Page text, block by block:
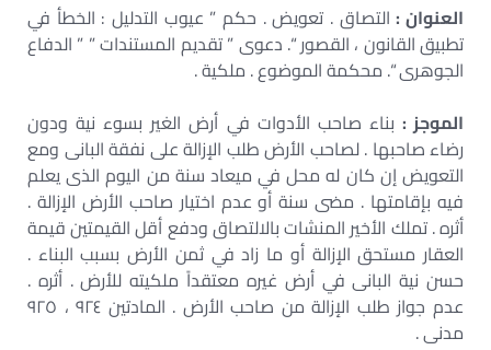
العنوان :التصاق . تعويض . حكم ” عيوب التدليل : الخطأ في
تطبيق القانون ، القصور “. دعوى ” تقديم المستندات ” ” الدفاع
الجوهرى “. محكمة الموضوع . ملكية .
الموجز : بناء صاحب الأدوات في أرض الغير بسوء نية ودون
رضاء صاحبها . لصاحب الأرض طلب الإزالة على نفقة البانى ومع
التعويض إن كان له محل في ميعاد سنة من اليوم الذى يعلم
فيه بإقامتها . مضى سنة أو عدم اختيار صاحب الأرض الإزالة .
أثره . تملك الأخير المنشات بالالتصاق ودفع أقل القيمتين قيمة
العقار مستحق الإزالة أو ما زاد في ثمن الأرض بسبب البناء .
حسن نية البانى في أرض غيره معتقداً ملكيته للأرض . أثره .
عدم جواز طلب الإزالة من صاحب الأرض . المادتين ٩٢٤ ، ٩٢٥
مدنى .